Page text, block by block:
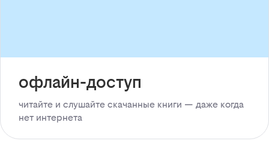
офлайн-доступ
читайте и слушайте скачанные книги — даже когда
нет интернета